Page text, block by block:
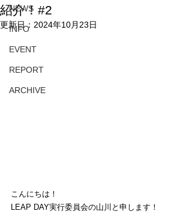
NEWS
INFO
EVENT
REPORT
ARCHIVE
紹介！#2
更新日： 2024年10月23日
こんにちは！
LEAP DAY実行委員会の山川と申します！